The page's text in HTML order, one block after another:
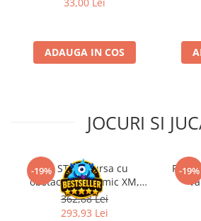
Disney Lorcana
Star Wars Unlimited
Riftbound League of Legends TCG
Magic The Gathering TCG
One Piece Card Game
Colectii Oficiale Topps si Panini si
ADAUGA IN COS
JOCURI SI
-19%Kit STEM Cursa cu
obstacole Dynamic XM,
Fischertechnik
362,88 Lei
293,93 Lei
-19%